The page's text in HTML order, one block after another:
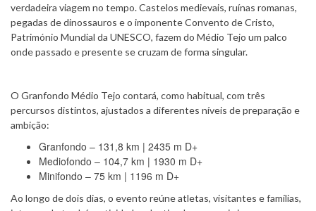
verdadeira viagem no tempo. Castelos medievais, ruínas romanas,
pegadas de dinossauros e o imponente Convento de Cristo,
Património Mundial da UNESCO, fazem do Médio Tejo um palco
onde passado e presente se cruzam de forma singular.
O Granfondo Médio Tejo contará, como habitual, com três
percursos distintos, ajustados a diferentes níveis de preparação e
ambição:
Granfondo – 131,8 km | 2435 m D+
Mediofondo – 104,7 km | 1930 m D+
Minifondo – 75 km | 1196 m D+
Ao longo de dois dias, o evento reúne atletas, visitantes e famílias,